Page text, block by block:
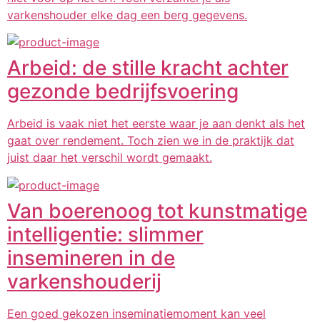
varkenshouder elke dag een berg gegevens.
Arbeid: de stille kracht achter
gezonde bedrijfsvoering
Arbeid is vaak niet het eerste waar je aan denkt als het
gaat over rendement. Toch zien we in de praktijk dat
juist daar het verschil wordt gemaakt.
Van boerenoog tot kunstmatige
intelligentie: slimmer
insemineren in de
varkenshouderij
Een goed gekozen inseminatiemoment kan veel